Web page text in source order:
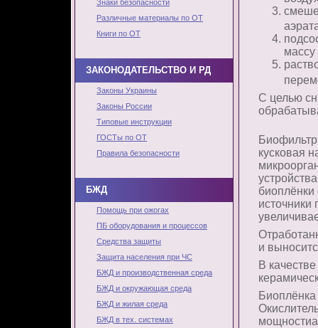
массу
С целью
кусковая
биоплёнки
источники
и
В
Знаки безопасности
Различные материалы по ОТ
Книги по ОТ
ЗАКОНОДАТЕЛЬСТВО И РД
Законы Украины
Законы России
Типовые инструкции
ГОСТы по ОТ
Правила безопасности
БЖД
Помощь при ожогах
ПБ оборудования и процессов
Средства защиты
Защита населения при ЧС
БЖД и производственная среда
БЖД и окружающая среда
БЖД и жилая среда
БЖД в тех. системах